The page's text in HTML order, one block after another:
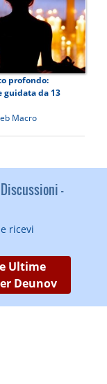
profondo:
guidata da 13
Macro
-
ricevi
Ultime
Deunov